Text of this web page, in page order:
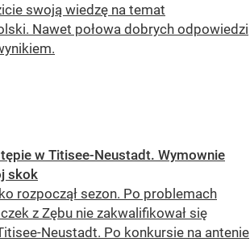
swoją wiedzę na temat
Nawet połowa dobrych odpowiedzi
w Titisee-Neustadt. Wymownie
skok
rozpoczął sezon. Po problemach
z Zębu nie zakwalifikował się
Neustadt. Po konkursie na antenie